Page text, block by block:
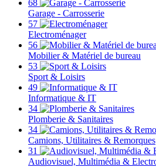
68
Garage - Carrosserie
57
Electroménager
56
Mobilier & Matériel de bureau
53
Sport & Loisirs
49
Informatique & IT
34
Plomberie & Sanitaires
34
Camions, Utilitaires & Remorques
31
Audiovisuel, Multimédia &